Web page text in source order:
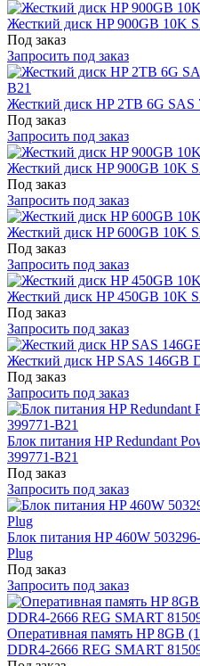
Жесткий диск HP 900GB 10K
Под заказ
Запросить под заказ
Жесткий диск HP 2TB 6G
Под заказ
Запросить под заказ
Жесткий диск HP 900GB 10K
Под заказ
Запросить под заказ
Жесткий диск HP 600GB 10K
Под заказ
Запросить под заказ
Жесткий диск HP 450GB 10K
Под заказ
Запросить под заказ
Жесткий диск HP SAS 146GB
Под заказ
Запросить под заказ
Блок питания HP Redundant
399771-B21
Под заказ
Запросить под заказ
Блок питания HP 460W
Plug
Под заказ
Запросить под заказ
Оперативная память HP 8GB
DDR4-2666 REG SMART